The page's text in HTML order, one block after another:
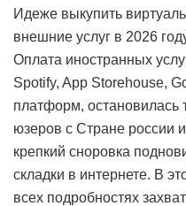
Идеже выкупить
внешние услуг в 2026
Оплата иностранных
Spotify, App Storehouse,
платформ, остановилась
юзеров с Стране россии
крепкий сноровка
складки в интернете. В
всех подробностях